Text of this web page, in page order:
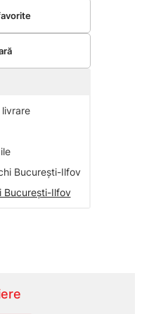
București-Ilfov
București-Ilfov